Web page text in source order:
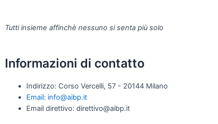
Tutti insieme affinchè nessuno si senta più solo
Informazioni di contatto
Indirizzo: Corso Vercelli, 57 - 20144 Milano
Email: info@aibp.it
Email direttivo: direttivo@aibp.it